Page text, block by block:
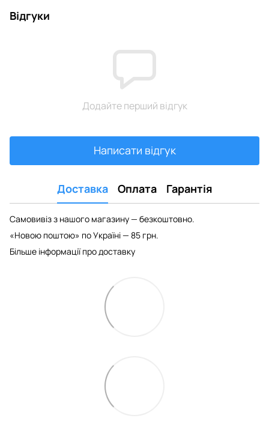
Відгуки
Додайте перший відгук
Написати відгук
Доставка Оплата Гарантія
Самовивіз з нашого магазину — безкоштовно.
«Новою поштою» по Україні — 85 грн.
Більше інформації про доставку